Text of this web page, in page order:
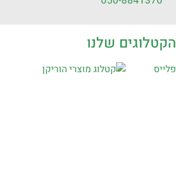
הקטלוגים שלנו